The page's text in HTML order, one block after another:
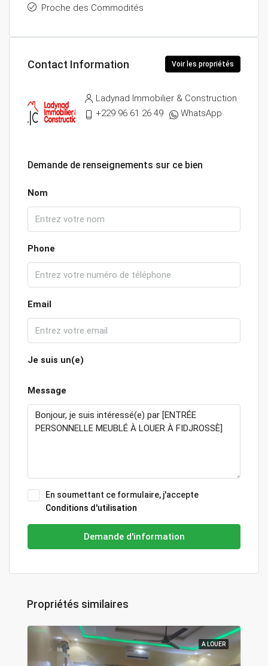
Proche des Commodités
Contact Information Voir les propriétés
Ladynad Immobilier & Construction
+229 96 61 26 49
WhatsApp
Demande de renseignements sur ce bien
Nom
Phone
Email
Je suis un(e)
Message
En soumettant ce formulaire, j'accepte
Conditions d'utilisation
Demande d'information
Propriétés similaires
A LOUER